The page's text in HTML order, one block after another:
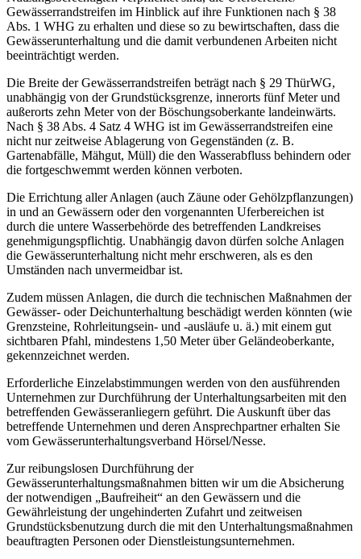
Gewässerrandstreifen im Hinblick auf ihre Funktionen nach § 38
Abs. 1 WHG zu erhalten und diese so zu bewirtschaften, dass die
Gewässerunterhaltung und die damit verbundenen Arbeiten nicht
beeinträchtigt werden.
Die Breite der Gewässerrandstreifen beträgt nach § 29 ThürWG,
unabhängig von der Grundstücksgrenze, innerorts fünf Meter und
außerorts zehn Meter von der Böschungsoberkante landeinwärts.
Nach § 38 Abs. 4 Satz 4 WHG ist im Gewässerrandstreifen eine
nicht nur zeitweise Ablagerung von Gegenständen (z. B.
Gartenabfälle, Mähgut, Müll) die den Wasserabfluss behindern oder
die fortgeschwemmt werden können verboten.
Die Errichtung aller Anlagen (auch Zäune oder Gehölzpflanzungen)
in und an Gewässern oder den vorgenannten Uferbereichen ist
durch die untere Wasserbehörde des betreffenden Landkreises
genehmigungspflichtig. Unabhängig davon dürfen solche Anlagen
die Gewässerunterhaltung nicht mehr erschweren, als es den
Umständen nach unvermeidbar ist.
Zudem müssen Anlagen, die durch die technischen Maßnahmen der
Gewässer- oder Deichunterhaltung beschädigt werden könnten (wie
Grenzsteine, Rohrleitungsein- und -ausläufe u. ä.) mit einem gut
sichtbaren Pfahl, mindestens 1,50 Meter über Geländeoberkante,
gekennzeichnet werden.
Erforderliche Einzelabstimmungen werden von den ausführenden
Unternehmen zur Durchführung der Unterhaltungsarbeiten mit den
betreffenden Gewässeranliegern geführt. Die Auskunft über das
betreffende Unternehmen und deren Ansprechpartner erhalten Sie
vom Gewässerunterhaltungsverband Hörsel/Nesse.
Zur reibungslosen Durchführung der
Gewässerunterhaltungsmaßnahmen bitten wir um die Absicherung
der notwendigen „Baufreiheit“ an den Gewässern und die
Gewährleistung der ungehinderten Zufahrt und zeitweisen
Grundstücksbenutzung durch die mit den Unterhaltungsmaßnahmen
beauftragten Personen oder Dienstleistungsunternehmen.